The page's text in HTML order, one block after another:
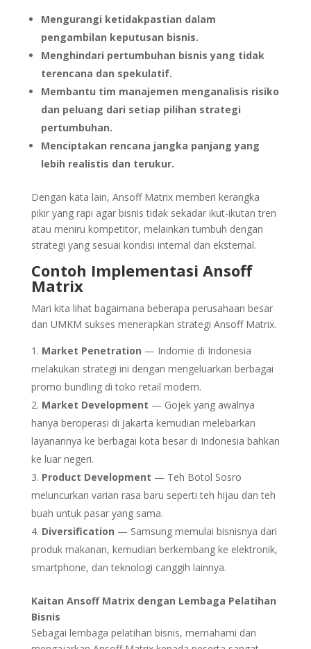
Mengurangi ketidakpastian dalam
pengambilan keputusan bisnis.
Menghindari pertumbuhan bisnis yang tidak
terencana dan spekulatif.
Membantu tim manajemen menganalisis risiko
dan peluang dari setiap pilihan strategi
pertumbuhan.
Menciptakan rencana jangka panjang yang
lebih realistis dan terukur.
Dengan kata lain, Ansoff Matrix memberi kerangka
pikir yang rapi agar bisnis tidak sekadar ikut-ikutan tren
atau meniru kompetitor, melainkan tumbuh dengan
strategi yang sesuai kondisi internal dan eksternal.
Contoh Implementasi Ansoff
Matrix
Mari kita lihat bagaimana beberapa perusahaan besar
dan UMKM sukses menerapkan strategi Ansoff Matrix.
Market Penetration — Indomie di Indonesia
melakukan strategi ini dengan mengeluarkan berbagai
promo bundling di toko retail modern.
Market Development — Gojek yang awalnya
hanya beroperasi di Jakarta kemudian melebarkan
layanannya ke berbagai kota besar di Indonesia bahkan
ke luar negeri.
Product Development — Teh Botol Sosro
meluncurkan varian rasa baru seperti teh hijau dan teh
buah untuk pasar yang sama.
Diversification — Samsung memulai bisnisnya dari
produk makanan, kemudian berkembang ke elektronik,
smartphone, dan teknologi canggih lainnya.
Kaitan Ansoff Matrix dengan Lembaga Pelatihan
Bisnis
Sebagai lembaga pelatihan bisnis, memahami dan